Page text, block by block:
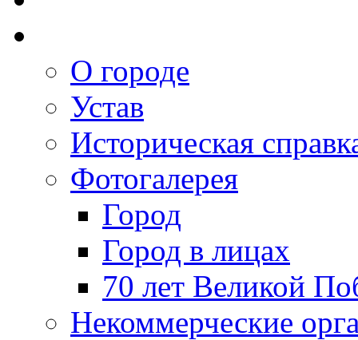
О городе
Устав
Историческая
Фотогалерея
Город
Город в лицах
70 лет Великой
Некоммерческие